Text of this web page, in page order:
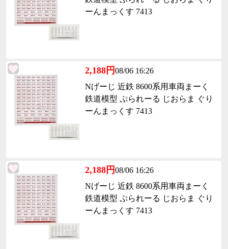
ーんまっくす 7413
2,188円08/06 16:26
Nげーじ 近鉄 8600系用車両まーく
鉄道模型 ぷられーる じおらま ぐり
ーんまっくす 7413
2,188円08/06 16:26
Nげーじ 近鉄 8600系用車両まーく
鉄道模型 ぷられーる じおらま ぐり
ーんまっくす 7413